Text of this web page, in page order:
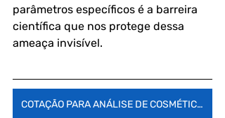
parâmetros específicos é a barreira
científica que nos protege dessa
ameaça invisível.
COTAÇÃO PARA ANÁLISE DE COSMÉTICOS